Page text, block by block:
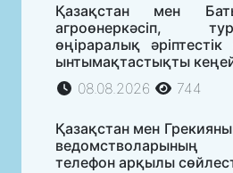
Қазақстан мен
агроөнеркәсіп,
өңіраралық
ынтымақтастықты
08.08.2026
744
Қазақстан мен
телефон арқылы